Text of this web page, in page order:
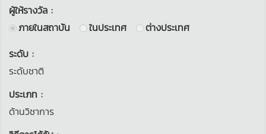
ผู้ให้รางวัล :
ภายในสถาบัน
ในประเทศ
ต่างประเทศ
ระดับ :
ระดับชาติ
ประเภท :
ด้านวิชาการ